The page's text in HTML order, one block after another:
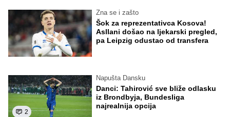
Zna se i zašto
Šok za reprezentativca Kosova!
Asllani došao na ljekarski pregled,
pa Leipzig odustao od transfera
2
Napušta Dansku
Danci: Tahirović sve bliže odlasku
iz Brondbyja, Bundesliga
najrealnija opcija